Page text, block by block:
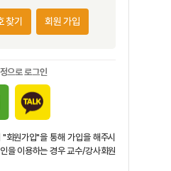
찾기 회원 가입
으로 로그인
회원가입"을 통해 가입을 해주시
을 이용하는 경우 교수/강사회원